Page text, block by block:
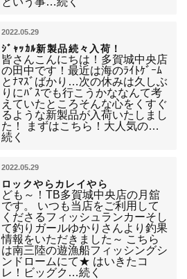
2022.05.29
ｼﾞｬｯｶﾙ新製品続々入荷！
皆さんこんにちは！多賀城中央店
の田中です！最近は海のﾗｲﾄｹﾞｰﾑ
とﾅﾏｽﾞばかり…次の休みは久しぶ
りにﾊﾞｽでも行こうかななんて考
えていたところそんな心をくすぐ
るような新製品が入荷いたしまし
た！ まずはこちら！大人気の…
続く
2022.05.29
ロックやらカレイやら
ども～！TB多賀城中央店の月舘
です。 いつも当店をご利用して
くださるフィッシュランカーそし
て釣りガールゆかりさんより釣果
情報をいただきました～ こちら
は南三陸の遊漁船フィッシングシ
ンドロームにて★ はいきたコ
レ！ビッグク…続く